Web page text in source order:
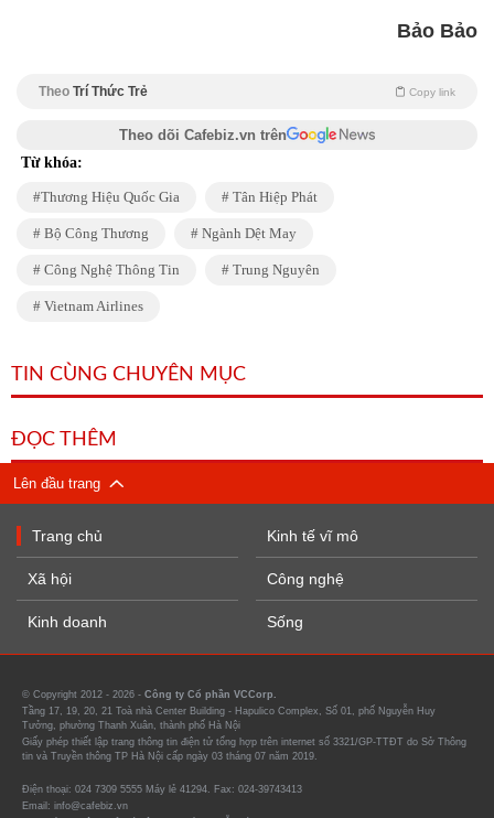
Bảo Bảo
Theo Trí Thức Trẻ Copy link
Theo dõi Cafebiz.vn trên
Từ khóa:
Thương Hiệu Quốc Gia Tân Hiệp Phát
Bộ Công Thương Ngành Dệt May
Công Nghệ Thông Tin Trung Nguyên
Vietnam Airlines
TIN CÙNG CHUYÊN MỤC
ĐỌC THÊM
Lên đầu trang
Trang chủ
Xã hội
Kinh doanh
Kinh tế vĩ mô
Công nghệ
Sống
© Copyright 2012 - 2026 - Công ty Cổ phần VCCorp.
Tầng 17, 19, 20, 21 Toà nhà Center Building - Hapulico Complex, Số 01, phố Nguyễn Huy
Tưởng, phường Thanh Xuân, thành phố Hà Nội
Giấy phép thiết lập trang thông tin điện tử tổng hợp trên internet số 3321/GP-TTĐT do Sở Thông
tin và Truyền thông TP Hà Nội cấp ngày 03 tháng 07 năm 2019.
Điện thoại: 024 7309 5555 Máy lẻ 41294. Fax: 024-39743413
Email: info@cafebiz.vn